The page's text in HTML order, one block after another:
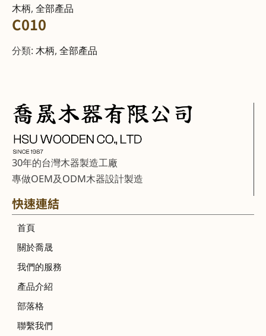
木柄, 全部產品
C010
分類:木柄, 全部產品
30年的台灣木器製造工廠
專做OEM及ODM木器設計製造
快速連結
首頁
關於喬晟
我們的服務
產品介紹
部落格
聯繫我們